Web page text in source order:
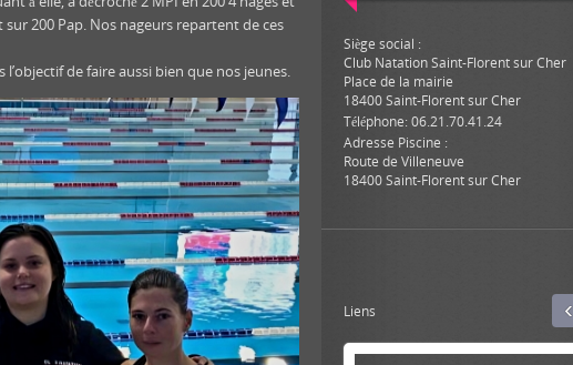
Siège social :
Club Natation Saint-Florent sur Cher
Place de la mairie
18400 Saint-Florent sur Cher
Téléphone: 06.21.70.41.24
Adresse Piscine :
Route de Villeneuve
18400 Saint-Florent sur Cher
Liens ‹
200 Pap. Nos nageurs repartent de ces
de faire aussi bien que nos jeunes.